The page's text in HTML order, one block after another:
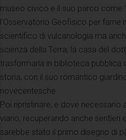
museo civico e il suo parco come
l’Osservatorio Geofisico per farne
scientifico di vulcanologia ma
scienza della Terra; la casa del
trasformarla in biblioteca pubblica
storia, con il suo romantico
novecentesche.
Poi ripristinare, e dove necessario
viario, recuperando anche sentieri
sarebbe stato il primo disegno di